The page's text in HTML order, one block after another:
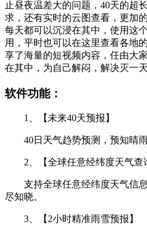
止昼夜温差大的问题，40天的超
求，还有实时的云图查看，更加
每天都可以沉浸在其中，使用这
用，平时也可以在这里查看各地
享了海量的短视频内容，任由大
在其中，为自己解闷，解决灭一
软件功能：
1、【未来40天预报】
40日天气趋势预测，预知晴雨
2、【全球任意经纬度天气查
支持全球任意经纬度天气信息
尽知晓。
3、【2小时精准雨雪预报】